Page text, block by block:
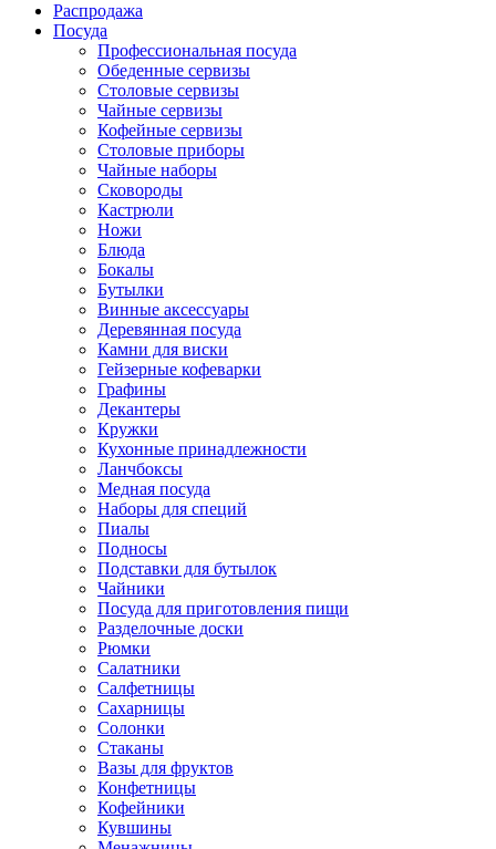
Распродажа
Посуда
Профессиональная посуда
Обеденные сервизы
Столовые сервизы
Чайные сервизы
Кофейные сервизы
Столовые приборы
Чайные наборы
Сковороды
Кастрюли
Ножи
Блюда
Бокалы
Бутылки
Винные аксессуары
Деревянная посуда
Камни для виски
Гейзерные кофеварки
Графины
Декантеры
Кружки
Кухонные принадлежности
Ланчбоксы
Медная посуда
Наборы для специй
Пиалы
Подносы
Подставки для бутылок
Чайники
Посуда для приготовления пищи
Разделочные доски
Рюмки
Салатники
Салфетницы
Сахарницы
Солонки
Стаканы
Вазы для фруктов
Конфетницы
Кофейники
Кувшины